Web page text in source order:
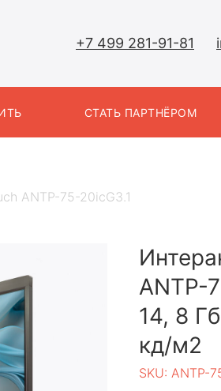
+7 499 281-91-81
СТАТЬ ПАРТНЁРОМ
ANTP-75-20icG3.1
ANTP-
14, 8
кд/м2
SKU: ANTP-